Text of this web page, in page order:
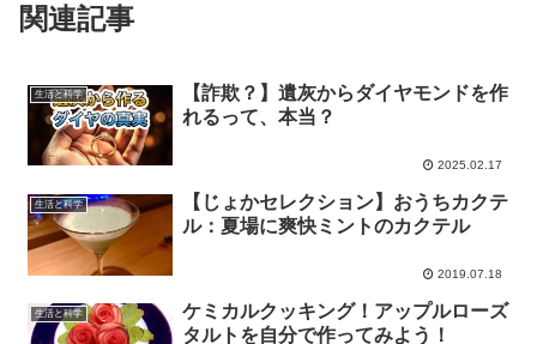
関連記事
生活と科学
【詐欺？】遺灰からダイヤモンドを作
れるって、本当？
2025.02.17
生活と科学
【じょかセレクション】おうちカクテ
ル：夏場に爽快ミントのカクテル
2019.07.18
生活と科学
ケミカルクッキング！アップルローズ
タルトを自分で作ってみよう！